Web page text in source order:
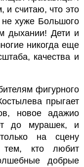
и считаю, что это
хуже Большого
дыхании! Дети и
никогда еще
качества и
фигурного
прыгает
новое адажио
до мурашек, и
на сцену
тем, кто любит
добрые